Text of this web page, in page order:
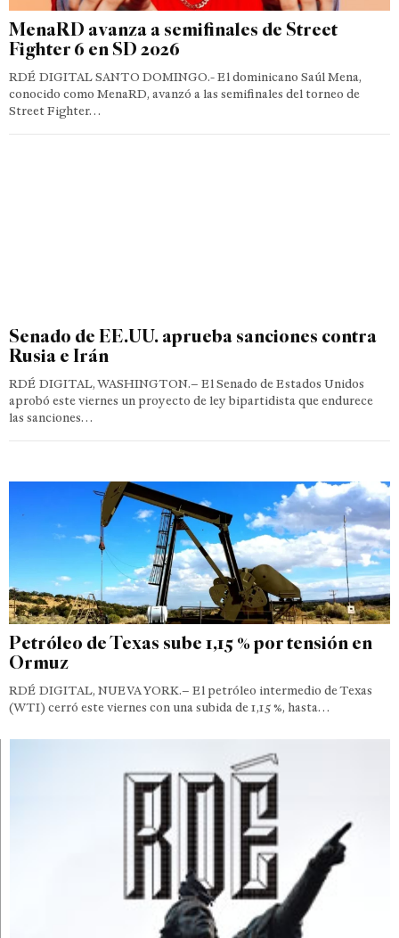
MenaRD avanza a semifinales de Street
Fighter 6 en SD 2026
RDÉ DIGITAL SANTO DOMINGO.- El dominicano Saúl Mena,
conocido como MenaRD, avanzó a las semifinales del torneo de
Street Fighter…
Senado de EE.UU. aprueba sanciones contra
Rusia e Irán
RDÉ DIGITAL, WASHINGTON.– El Senado de Estados Unidos
aprobó este viernes un proyecto de ley bipartidista que endurece
las sanciones…
Petróleo de Texas sube 1,15 % por tensión en
Ormuz
RDÉ DIGITAL, NUEVA YORK.– El petróleo intermedio de Texas
(WTI) cerró este viernes con una subida de 1,15 %, hasta…